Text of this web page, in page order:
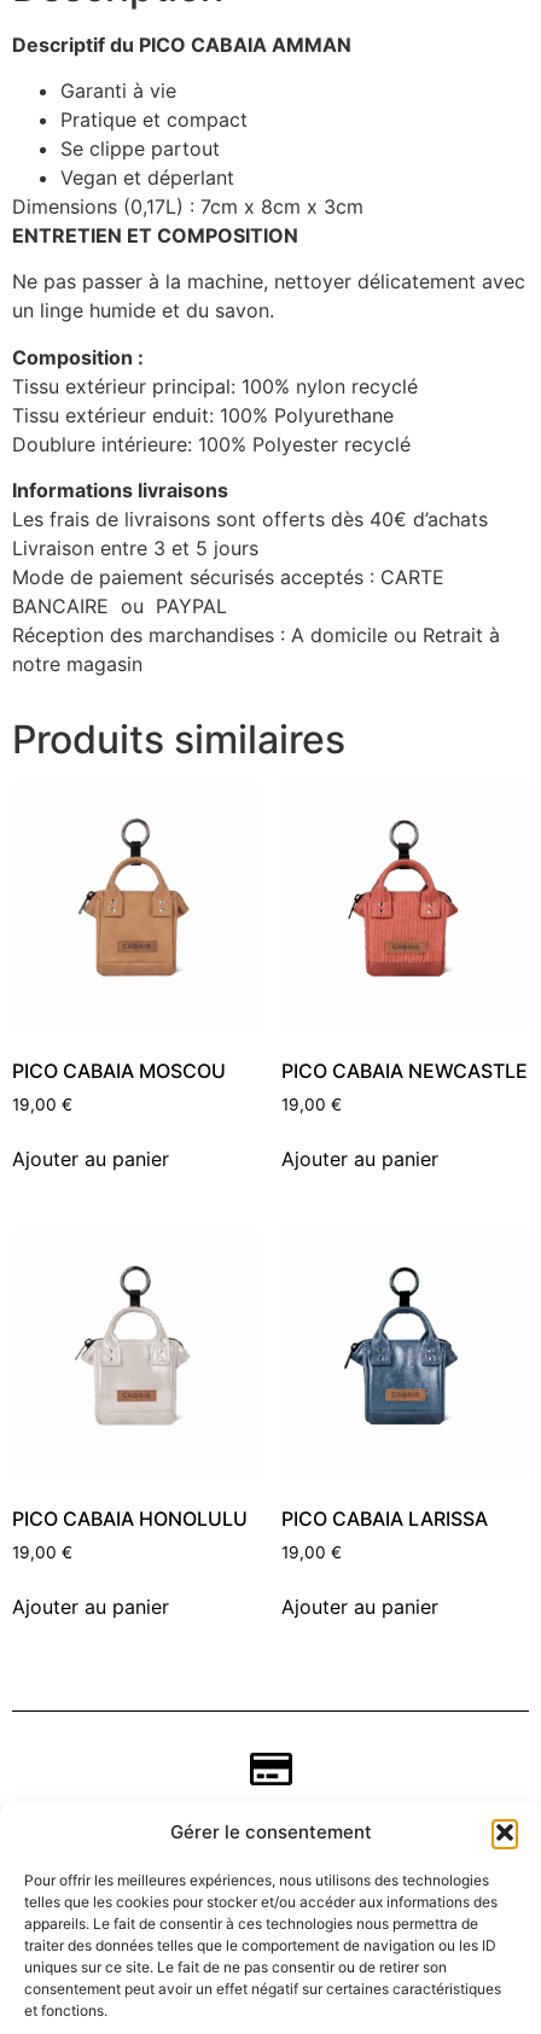
Gérer le consentement
Pour offrir les meilleures expériences, nous utilisons des technologies
telles que les cookies pour stocker et/ou accéder aux informations des
appareils. Le fait de consentir à ces technologies nous permettra de
traiter des données telles que le comportement de navigation ou les ID
uniques sur ce site. Le fait de ne pas consentir ou de retirer son
consentement peut avoir un effet négatif sur certaines caractéristiques
et fonctions.
Descriptif du PICO CABAIA AMMAN
Garanti à vie
Pratique et compact
Se clippe partout
Vegan et déperlant
Dimensions (0,17L) : 7cm x 8cm x 3cm
ENTRETIEN ET COMPOSITION
Ne pas passer à la machine, nettoyer délicatement avec
un linge humide et du savon.
Composition :
Tissu extérieur principal: 100% nylon recyclé
Tissu extérieur enduit: 100% Polyurethane
Doublure intérieure: 100% Polyester recyclé
Informations livraisons
Les frais de livraisons sont offerts dès 40€ d’achats
Livraison entre 3 et 5 jours
Mode de paiement sécurisés acceptés : CARTE
BANCAIRE ou PAYPAL
Réception des marchandises : A domicile ou Retrait à
notre magasin
Produits similaires
PICO CABAIA MOSCOU
19,00 €
Ajouter au panier
PICO CABAIA NEWCASTLE
19,00 €
Ajouter au panier
PICO CABAIA HONOLULU
19,00 €
Ajouter au panier
PICO CABAIA LARISSA
19,00 €
Ajouter au panier
CGV